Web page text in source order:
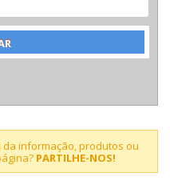
informação, produtos ou
PARTILHE-NOS!